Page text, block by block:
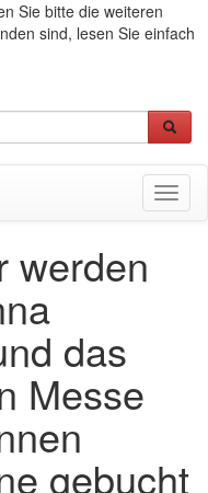
Sie bitte die weiteren
sind, lesen Sie einfach
werden
das
Messe
gebucht